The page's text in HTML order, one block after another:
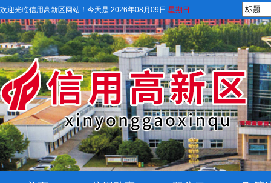
欢迎光临信用高新区网站！ 今天是 2026年08月09日 星期日